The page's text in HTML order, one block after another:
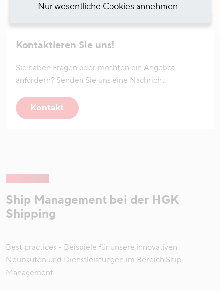
Kontaktieren Sie uns!
Sie haben Fragen oder möchten ein Angebot
anfordern? Senden Sie uns eine Nachricht.
Kontakt
Ship Management bei der HGK
Shipping
Best practices - Beispiele für unsere innovativen
Neubauten und Dienstleistungen im Bereich Ship
Management
Nur wesentliche Cookies annehmen